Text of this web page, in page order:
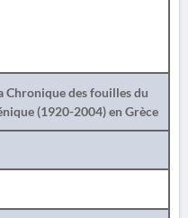
Chronique des fouilles du
(1920-2004) en Grèce